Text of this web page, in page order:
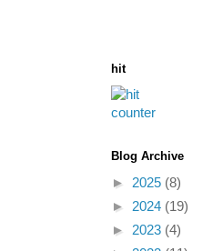
hit
Blog Archive
► 2025 (8)
► 2024 (19)
► 2023 (4)